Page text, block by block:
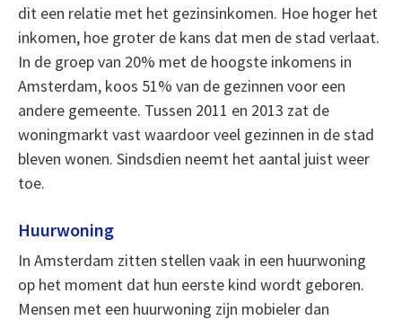
dit een relatie met het gezinsinkomen. Hoe hoger het
inkomen, hoe groter de kans dat men de stad verlaat.
In de groep van 20% met de hoogste inkomens in
Amsterdam, koos 51% van de gezinnen voor een
andere gemeente. Tussen 2011 en 2013 zat de
woningmarkt vast waardoor veel gezinnen in de stad
bleven wonen. Sindsdien neemt het aantal juist weer
toe.
Huurwoning
In Amsterdam zitten stellen vaak in een huurwoning
op het moment dat hun eerste kind wordt geboren.
Mensen met een huurwoning zijn mobieler dan